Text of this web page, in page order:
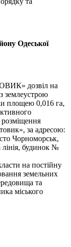
Одеської
дозвіл на
землеустрою
площею 0,016 га,
розміщення
за адресою:
Чорноморськ,
будинок №
на постійну
земельних
та
міського